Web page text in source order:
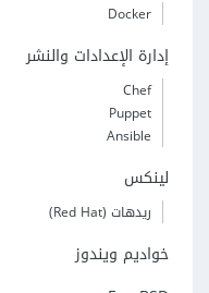
Docker
إدارة الإعدادات والنشر
Chef
Puppet
Ansible
لينكس
ريدهات (Red Hat)
خواديم ويندوز